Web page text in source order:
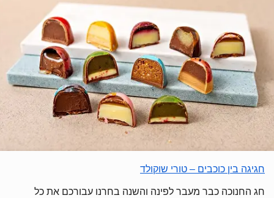
חגיגה בין כוכבים – טורי שוקולד
חג החנוכה כבר מעבר לפינה והשנה בחרנו עבורכם את כל